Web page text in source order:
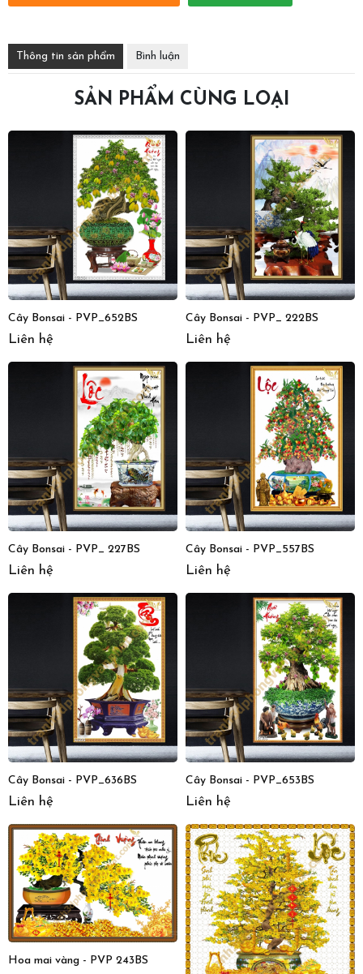
Thông tin sản phẩm Bình luận
SẢN PHẨM CÙNG LOẠI
Cây Bonsai - PVP_652BS
Liên hệ
Cây Bonsai - PVP_ 222BS
Liên hệ
Cây Bonsai - PVP_ 227BS
Liên hệ
Cây Bonsai - PVP_557BS
Liên hệ
Cây Bonsai - PVP_636BS
Liên hệ
Cây Bonsai - PVP_653BS
Liên hệ
Hoa mai vàng - PVP 243BS